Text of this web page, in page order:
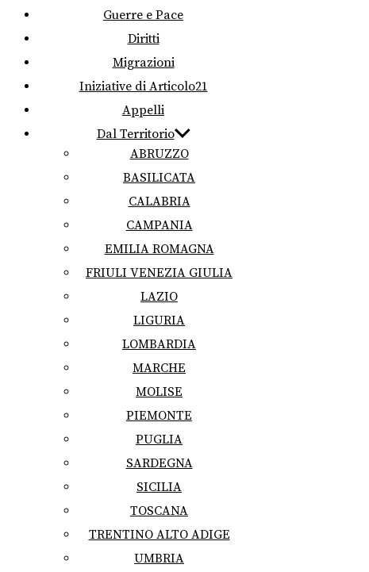
Guerre e Pace
Diritti
Migrazioni
Iniziative di Articolo21
Appelli
Dal Territorio
ABRUZZO
BASILICATA
CALABRIA
CAMPANIA
EMILIA ROMAGNA
FRIULI VENEZIA GIULIA
LAZIO
LIGURIA
LOMBARDIA
MARCHE
MOLISE
PIEMONTE
PUGLIA
SARDEGNA
SICILIA
TOSCANA
TRENTINO ALTO ADIGE
UMBRIA